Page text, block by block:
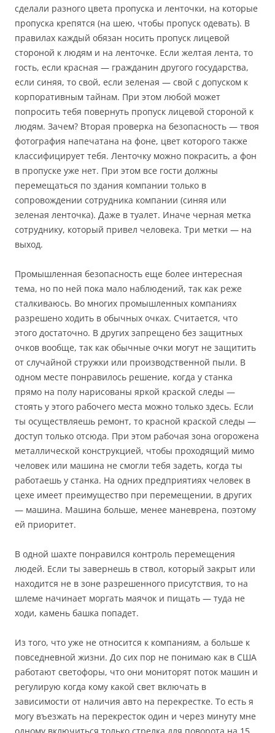
сделали разного цвета пропуска и ленточки, на которые
пропуска крепятся (на шею, чтобы пропуск одевать). В
правилах каждый обязан носить пропуск лицевой
стороной к людям и на ленточке. Если желтая лента, то
гость, если красная — гражданин другого государства,
если синяя, то свой, если зеленая — свой с допуском к
корпоративным тайнам. При этом любой может
попросить тебя повернуть пропуск лицевой стороной к
людям. Зачем? Вторая проверка на безопасность — твоя
фотография напечатана на фоне, цвет которого также
классифицирует тебя. Ленточку можно покрасить, а фон
в пропуске уже нет. При этом все гости должны
перемещаться по здания компании только в
сопровождении сотрудника компании (синяя или
зеленая ленточка). Даже в туалет. Иначе черная метка
сотруднику, который привел человека. Три метки — на
выход.
Промышленная безопасность еще более интересная
тема, но по ней пока мало наблюдений, так как реже
сталкиваюсь. Во многих промышленных компаниях
разрешено ходить в обычных очках. Считается, что
этого достаточно. В других запрещено без защитных
очков вообще, так как обычные очки могут не защитить
от случайной стружки или производственной пыли. В
одном месте понравилось решение, когда у станка
прямо на полу нарисованы яркой краской следы —
стоять у этого рабочего места можно только здесь. Если
ты осуществляешь ремонт, то красной краской следы —
доступ только отсюда. При этом рабочая зона огорожена
металлической конструкцией, чтобы проходящий мимо
человек или машина не смогли тебя задеть, когда ты
работаешь у станка. На одних предприятиях человек в
цехе имеет преимущество при перемещении, в других
— машина. Машина больше, менее маневрена, поэтому
ей приоритет.
В одной шахте понравился контроль перемещения
людей. Если ты завернешь в ствол, который закрыт или
находится не в зоне разрешенного присутствия, то на
шлеме начинает моргать маячок и пищать — туда не
ходи, камень башка попадет.
Из того, что уже не относится к компаниям, а больше к
повседневной жизни. До сих пор не понимаю как в США
работают светофоры, что они мониторят поток машин и
регулирую когда кому какой свет включать в
зависимости от наличия авто на перекрестке. То есть я
могу въезжать на перекресток один и через минуту мне